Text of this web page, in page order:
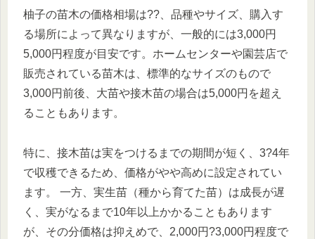
柚子の苗木の価格相場は??、品種やサイズ、購入す
る場所によって異なりますが、一般的には3,000円
5,000円程度が目安です。ホームセンターや園芸店で
販売されている苗木は、標準的なサイズのもので
3,000円前後、大苗や接木苗の場合は5,000円を超え
ることもあります。
特に、接木苗は実をつけるまでの期間が短く、3?4年
で収穫できるため、価格がやや高めに設定されてい
ます。 一方、実生苗（種から育てた苗）は成長が遅
く、実がなるまで10年以上かかることもあります
が、その分価格は抑えめで、2,000円?3,000円程度で